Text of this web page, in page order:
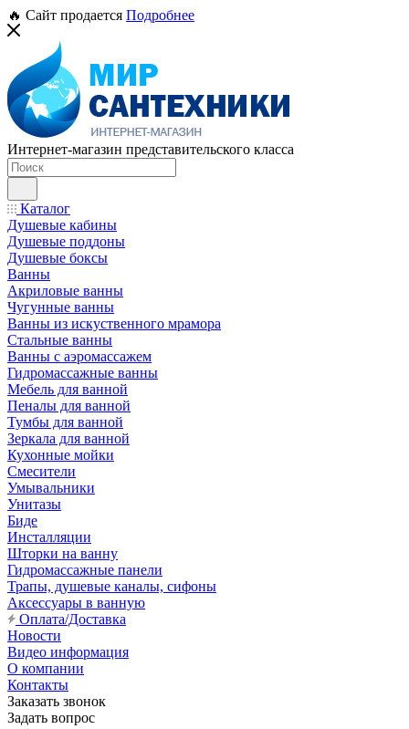
🔥 Сайт продается Подробнее
Интернет-магазин представительского класса
Каталог
Душевые кабины
Душевые поддоны
Душевые боксы
Ванны
Акриловые ванны
Чугунные ванны
Ванны из искуственного мрамора
Стальные ванны
Ванны с аэромассажем
Гидромассажные ванны
Мебель для ванной
Пеналы для ванной
Тумбы для ванной
Зеркала для ванной
Кухонные мойки
Смесители
Умывальники
Унитазы
Биде
Инсталляции
Шторки на ванну
Гидромассажные панели
Трапы, душевые каналы, сифоны
Аксессуары в ванную
Оплата/Доставка
Новости
Видео информация
О компании
Контакты
Заказать звонок
Задать вопрос